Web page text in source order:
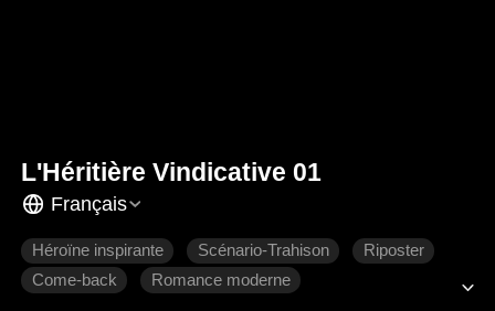
L'Héritière Vindicative 01
Français
Héroïne inspirante Scénario-Trahison
Riposter
Come-back
Romance moderne